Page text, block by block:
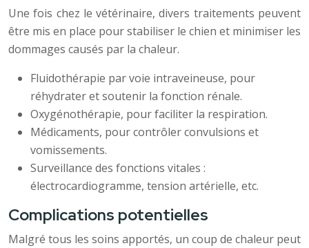
Une fois chez le vétérinaire, divers traitements peuvent
être mis en place pour stabiliser le chien et minimiser les
dommages causés par la chaleur.
Fluidothérapie par voie intraveineuse, pour
réhydrater et soutenir la fonction rénale.
Oxygénothérapie, pour faciliter la respiration.
Médicaments, pour contrôler convulsions et
vomissements.
Surveillance des fonctions vitales :
électrocardiogramme, tension artérielle, etc.
Complications potentielles
Malgré tous les soins apportés, un coup de chaleur peut